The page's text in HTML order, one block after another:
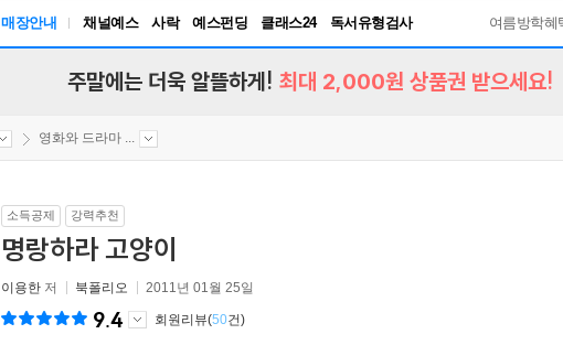
매장안내 채널예스 사락 예스펀딩 클래스24
독서유형검사
RBTI Lab
여름방학혜
주말에는 더욱 알뜰하게! 최대 2,000원 상품권 받으세요!
영화와 드라마 ...
소득공제 강력추천
명랑하라 고양이
이용한 저 북폴리오 2011년 01월 25일
9.4 회원리뷰(50건)